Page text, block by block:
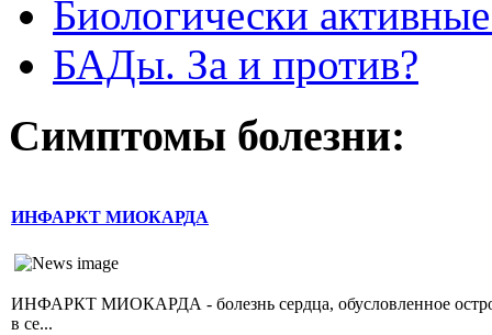
Биологически
БАДы. За и против?
Симптомы болезни:
ИНФАРКТ МИОКАРДА
ИНФАРКТ МИОКАРДА - болезнь сердца, обусловленное острой
в се...